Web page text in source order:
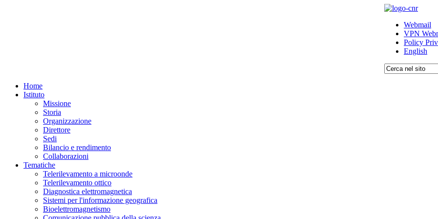
Webmail
VPN
Policy
English
Home
Istituto
Missione
Storia
Organizzazione
Direttore
Sedi
Bilancio e rendimento
Collaborazioni
Tematiche
Telerilevamento a microonde
Telerilevamento ottico
Diagnostica elettromagnetica
Sistemi per l'informazione geografica
Bioelettromagnetismo